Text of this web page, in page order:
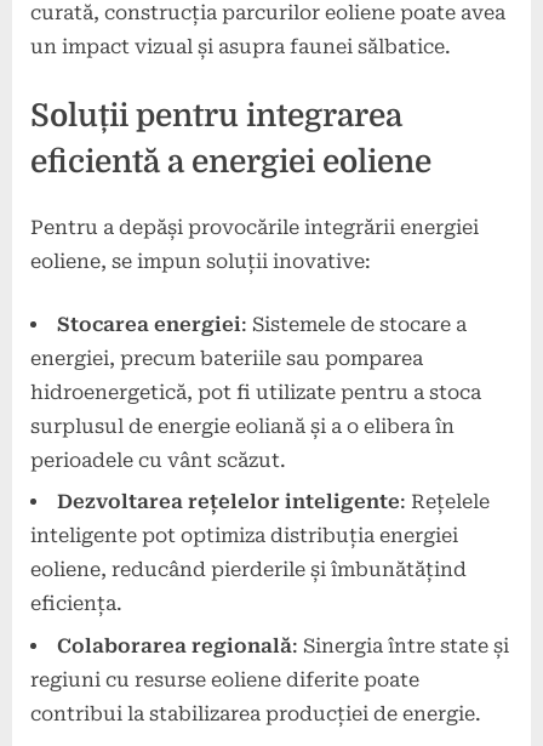
curată, construcția parcurilor eoliene poate avea
un impact vizual și asupra faunei sălbatice.
Soluții pentru integrarea
eficientă a energiei eoliene
Pentru a depăși provocările integrării energiei
eoliene, se impun soluții inovative:
Stocarea energiei: Sistemele de stocare a
energiei, precum bateriile sau pomparea
hidroenergetică, pot fi utilizate pentru a stoca
surplusul de energie eoliană și a o elibera în
perioadele cu vânt scăzut.
Dezvoltarea rețelelor inteligente: Rețelele
inteligente pot optimiza distribuția energiei
eoliene, reducând pierderile și îmbunătățind
eficiența.
Colaborarea regională: Sinergia între state și
regiuni cu resurse eoliene diferite poate
contribui la stabilizarea producției de energie.